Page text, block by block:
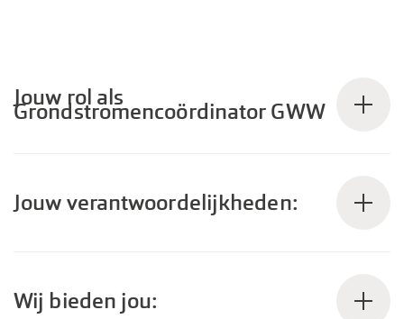
Jouw rol als
Grondstromencoördinator GWW
Jouw verantwoordelijkheden:
Wij bieden jou: